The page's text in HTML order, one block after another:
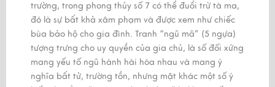
trường, trong phong thủy số 7 có thể đuổi trừ tà ma,
đó là sự bất khả xâm phạm và được xem như chiếc
bùa bảo hộ cho gia đình. Tranh “ngũ mã” (5 ngựa)
tượng trưng cho uy quyền của gia chủ, là số đối xứng
mang yếu tố ngũ hành hài hòa nhau và mang ý
nghĩa bất tử, trường tồn, nhưng mặt khác một số ý